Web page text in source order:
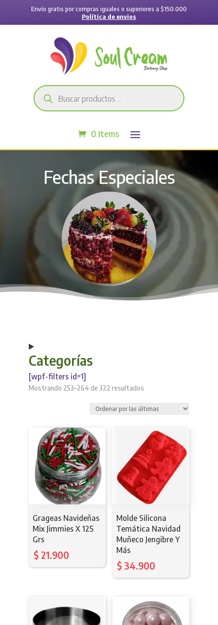
Envío gratis por compras iguales o superiores a $150.000
Política de envios
Búsqueda
de
productos
0 Items
Fechas Especiales
Categorías
[wpf-filters id=1]
Mostrando 253–264 de 322 resultados
Grageas Navideñas
Mix Jimmies X 125
Grs
$ 21.900
Molde Silicona
Temática Navidad
Muñeco Jengibre Y
Más
$ 34.900